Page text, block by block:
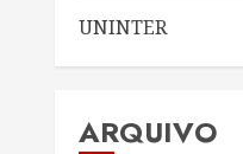
UNINTER
ARQUIVO